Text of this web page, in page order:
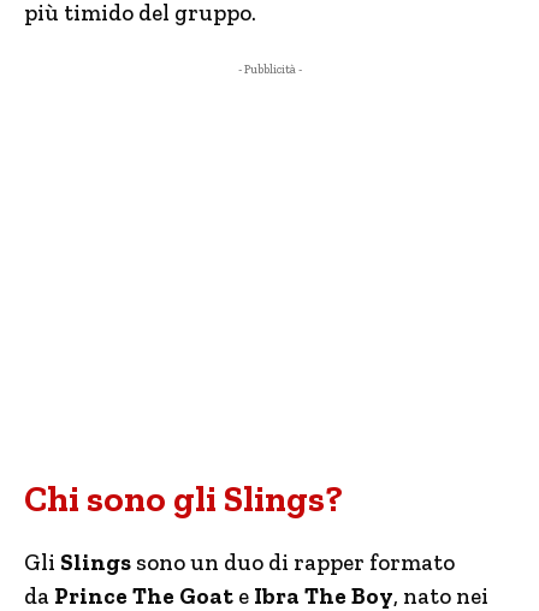
più timido del gruppo.
- Pubblicità -
Chi sono gli Slings?
Gli Slings sono un duo di rapper formato
da Prince The Goat e Ibra The Boy, nato nei